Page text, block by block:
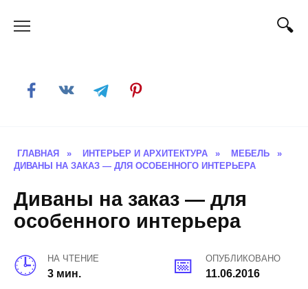
ГЛАВНАЯ » ИНТЕРЬЕР И АРХИТЕКТУРА » МЕБЕЛЬ
»
ДИВАНЫ НА ЗАКАЗ — ДЛЯ ОСОБЕННОГО ИНТЕРЬЕРА
Диваны на заказ — для
особенного интерьера
НА ЧТЕНИЕ
3 мин.
ОПУБЛИКОВАНО
11.06.2016